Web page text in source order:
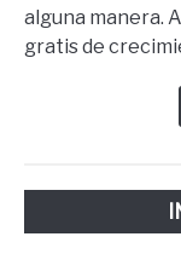
alguna manera.
gratis de